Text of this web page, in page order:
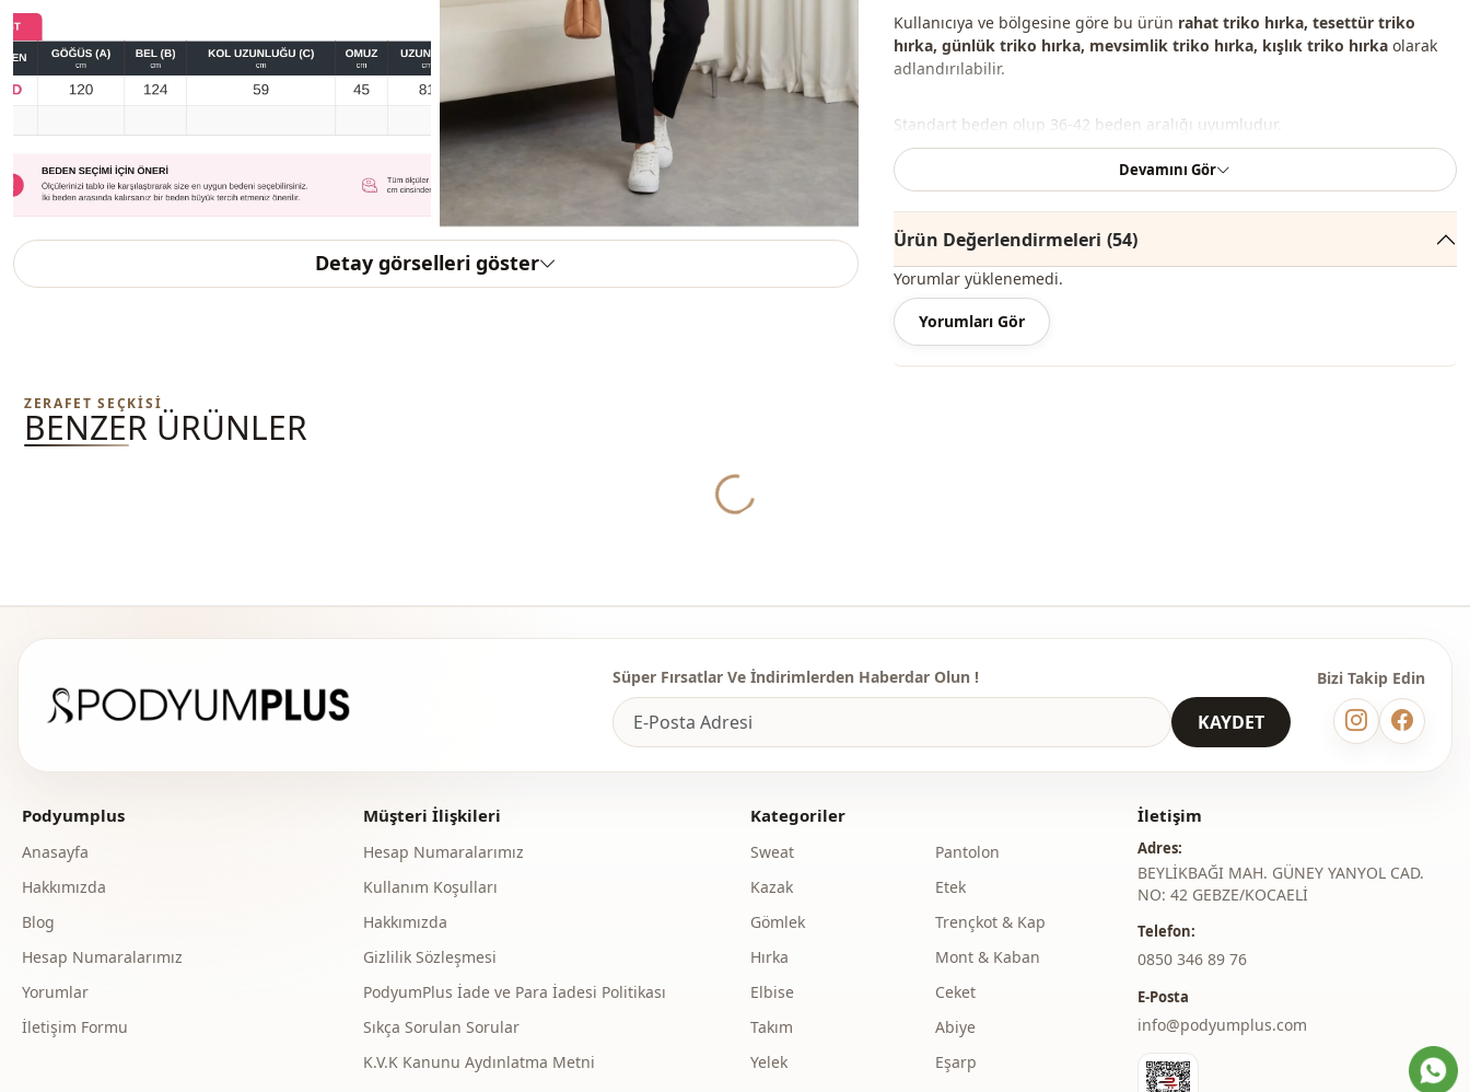
Detay görselleri göster
Kullanıcıya ve bölgesine göre bu ürün rahat triko hırka, tesettür triko
hırka, günlük triko hırka, mevsimlik triko hırka, kışlık triko hırkaolarak
adlandırılabilir.
Standart beden olup 36-42 beden aralığı uyumludur.
Not: Ürün içeriği hırkadan oluşmaktadır. (Tunik, pantolon, ayakkabı, şal,
Yıkama:30 derecede yıkayınız.
Devamını Gör
Ürün Değerlendirmeleri (54)
Yorumlar yüklenemedi.
Yorumları Gör
ZERAFET SEÇKISI
BENZER ÜRÜNLER
Süper Fırsatlar Ve İndirimlerden Haberdar Olun !
KAYDET
Bizi Takip Edin
Podyumplus
Anasayfa
Hakkımızda
Blog
Hesap Numaralarımız
Yorumlar
İletişim Formu
Müşteri İlişkileri
Hesap Numaralarımız
Kullanım Koşulları
Hakkımızda
Gizlilik Sözleşmesi
PodyumPlus İade ve Para İadesi Politikası
Sıkça Sorulan Sorular
K.V.K Kanunu Aydınlatma Metni
Kategoriler
Sweat
Kazak
Gömlek
Hırka
Elbise
Takım
Yelek
Pantolon
Etek
Trençkot & Kap
Mont & Kaban
Ceket
Abiye
Eşarp
İletişim
Adres:
BEYLİKBAĞI MAH. GÜNEY YANYOL CAD.
NO: 42 GEBZE/KOCAELİ
Telefon:
‎0850 346 89 76
E-Posta
info@podyumplus.com